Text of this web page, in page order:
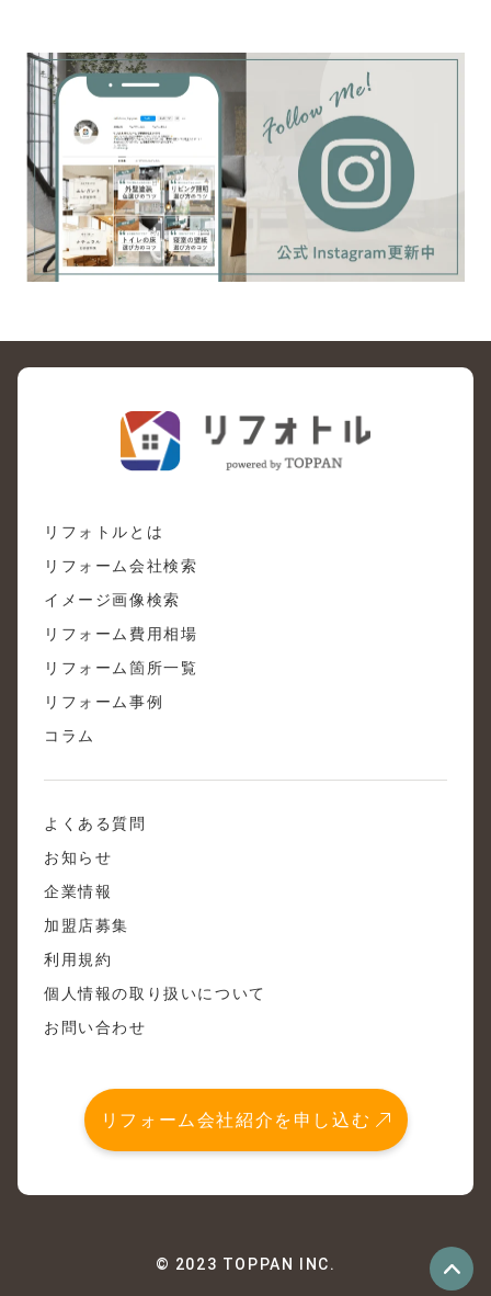
リフォトルとは
リフォーム会社検索
イメージ画像検索
リフォーム費用相場
リフォーム箇所一覧
リフォーム事例
コラム
よくある質問
お知らせ
企業情報
加盟店募集
利用規約
個人情報の取り扱いについて
お問い合わせ
リフォーム会社紹介を申し込む
© 2023 TOPPAN INC.